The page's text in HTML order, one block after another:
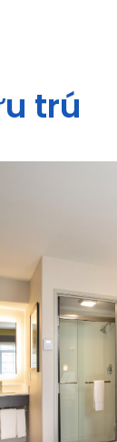
trú